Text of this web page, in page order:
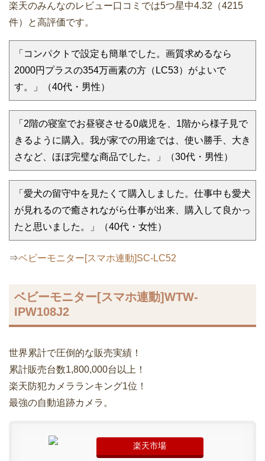
楽天のみんなのレビュー口コミでは5つ星中4.32（4215
件）と高評価です。
「コンパクトで設定も簡単でした。画質求めるなら
2000円プラスの354万画素の方（LC53）がよいで
す。」（40代・男性）
「2階の寝室でお昼寝させる0歳児を、1階から様子見で
きるように購入。我が家での用途では、使い勝手、大き
さなど、ほぼ完璧な商品でした。」（30代・男性）
「愛犬の留守中を見たくて購入しました。仕事中も愛犬
が見れるので癒されながら仕事が出来、購入して良かっ
たと思いました。」（40代・女性）
⇒ベビーモニター[スマホ連動]SC-LC52
ベビーモニター[スマホ連動]WTW-
IPW108J2
世界累計で圧倒的な販売実績！
累計販売台数1,800,000台以上！
楽天防犯カメラランキング1位！
最強の自動追跡カメラ。
楽天市場